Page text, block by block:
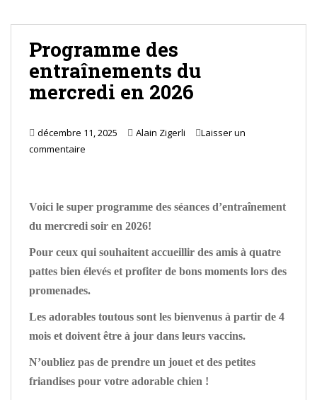
Programme des
entraînements du
mercredi en 2026
décembre 11, 2025 Alain Zigerli
Laisser un
commentaire
Voici le super programme des séances d’entraînement
du mercredi soir en 2026!
Pour ceux qui souhaitent accueillir des amis à quatre
pattes bien élevés et profiter de bons moments lors des
promenades.
Les adorables toutous sont les bienvenus à partir de 4
mois et doivent être à jour dans leurs vaccins.
N’oubliez pas de prendre un jouet et des petites
friandises pour votre adorable chien !